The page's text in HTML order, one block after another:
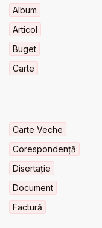
Album
Articol
Buget
Carte
Carte Veche
Corespondență
Disertație
Document
Factură